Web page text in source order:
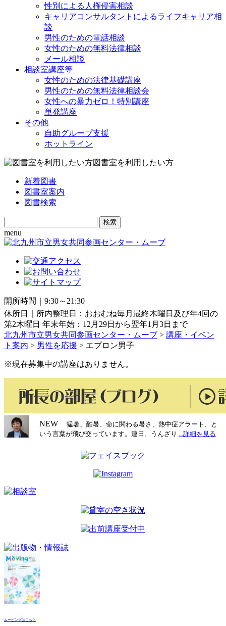
性別による人権侵害相談
キャリアコンサルタントによるライフキャリア相
談
男性のための電話相談
女性のための無料法律相談
メール相談
相談室講座等
女性のための法律基礎講座
男性のための無料法律相談会
女性への暴力ゼロ！特別講座
単発講座
その他
自助グループ支援
ホットライン
図書室を利用したい方
新着図書
図書室案内
図書検索
Search
for:
menu
開所時間｜9:30～21:30
休所日｜所内整理日：おおむね毎月最終木曜日及び年4回の
第2木曜日 年末年始：12月29日から翌年1月3日まで
北九州市立男女共同参画センター・ムーブ > 講座・イベン
ト案内 > 男性を応援 > エプロン男子
※現在募集中の講座はありません。
NEW
猛暑、酷暑、命に関わる暑さ、熱中症アラート、と
いう言葉が飛び交っています。連日、うんざり ...詳細を見る
ムービングはこちら